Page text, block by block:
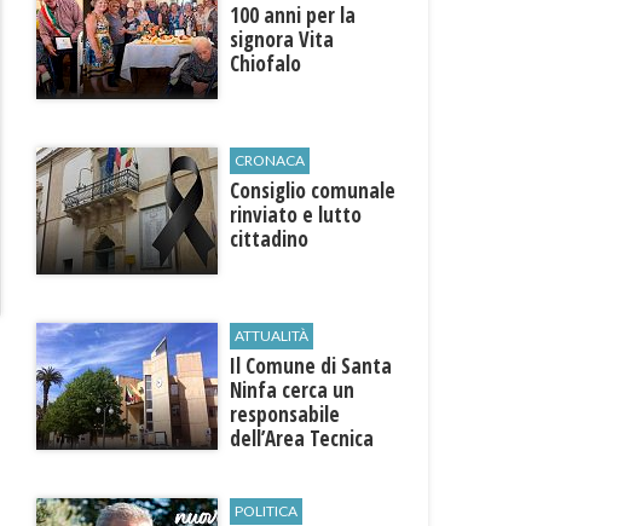
100 anni per la
signora Vita
Chiofalo
CRONACA
Consiglio comunale
rinviato e lutto
cittadino
ATTUALITÀ
Il Comune di ​Santa
Ninfa cerca un
responsabile
dell’Area Tecnica
POLITICA